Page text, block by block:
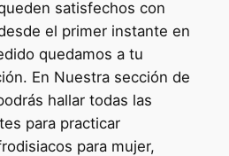
satisfechos con
el primer instante en
quedamos a tu
En Nuestra sección de
hallar todas las
para practicar
para mujer,